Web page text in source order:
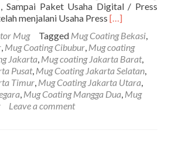
Sampai Paket Usaha Digital / Press
menjalani Usaha Press Read
about
Distributor
Grosir
Mug
Jakarta
[…]
Mug Tagged Mug Coating Bekasi,
, Mug Coating Cibubur, Mug coating
Jakarta, Mug coating Jakarta Barat,
Pusat, Mug Coating Jakarta Selatan,
Timur, Mug Coating Jakarta Utara,
, Mug Coating Mangga Dua, Mug
Leave a comment